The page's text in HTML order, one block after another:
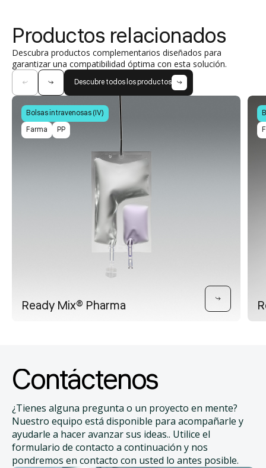
Productos relacionados
Descubra productos complementarios diseñados para
garantizar una compatibilidad óptima con esta solución.
Descubre todos los productos
Bolsas intravenosas (IV)
Farma
PP
Ready Mix® Pharma
Contáctenos
¿Tienes alguna pregunta o un proyecto en mente?
Nuestro equipo está disponible para acompañarle y
ayudarle a hacer avanzar sus ideas.. Utilice el
formulario de contacto a continuación y nos
pondremos en contacto con usted lo antes posible.